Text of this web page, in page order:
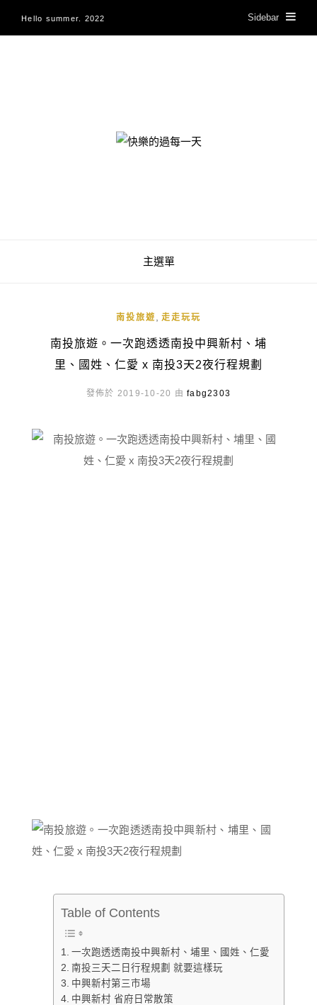
Hello summer. 2022 Sidebar
快樂的過每一天
主選單
南投旅遊 走走玩玩
南投旅遊。一次跑透透南投中興新村、埔
里、國姓、仁愛 x 南投3天2夜行程規劃
發佈於 2019-10-20 由fabg2303
Table of Contents
一次跑透透南投中興新村、埔里、國姓、仁愛
南投三天二日行程規劃 就要這樣玩
中興新村第三市場
中興新村 省府日常散策